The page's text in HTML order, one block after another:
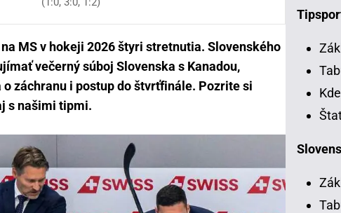
MS v hokeji 2026 štyri stretnutia. Slovenského
večerný súboj Slovenska s Kanadou,
záchranu i postup do štvrťfinále. Pozrite si
s našimi tipmi.